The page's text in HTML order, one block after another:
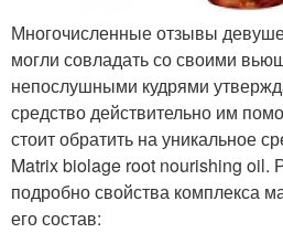
Многочисленные отзывы
могли совладать со своими
непослушными кудрями
средство действительно им
стоит обратить на уникальное
Matrix biolage root nourishing oil.
подробно свойства комплекса
его состав: